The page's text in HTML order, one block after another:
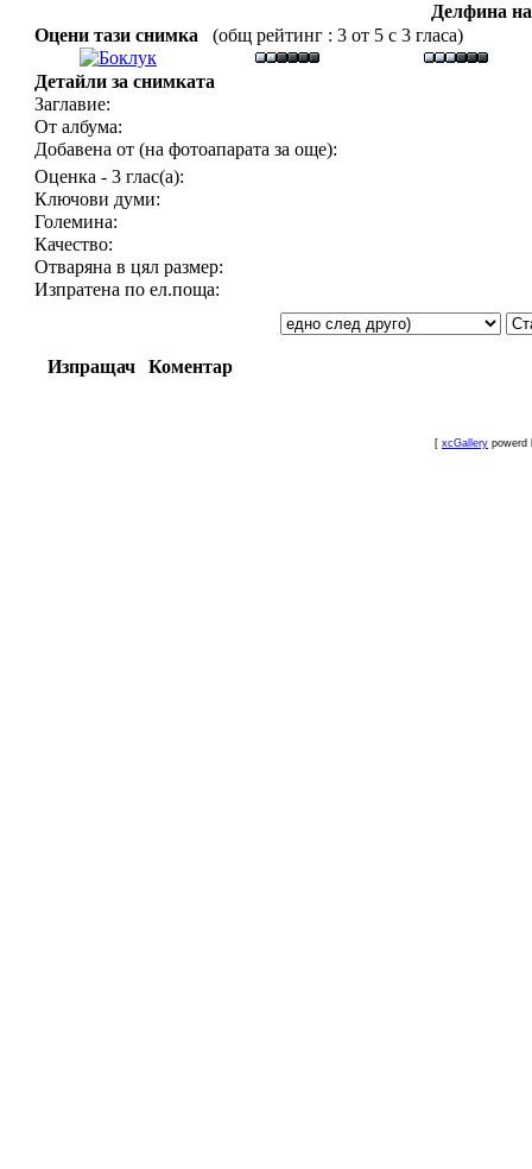
Делфина
Оцени тази снимка
(общ рейтинг : 3 от 5 с 3 гласа)
Детайли за снимката
Заглавие:
От албума:
Добавена от (на фотоапарата за още):
Оценка - 3 глас(а):
Ключови думи:
Големина:
Качество:
Отваряна в цял размер:
Изпратена по ел.поща:
Изпращач Коментар
[ xcGallery